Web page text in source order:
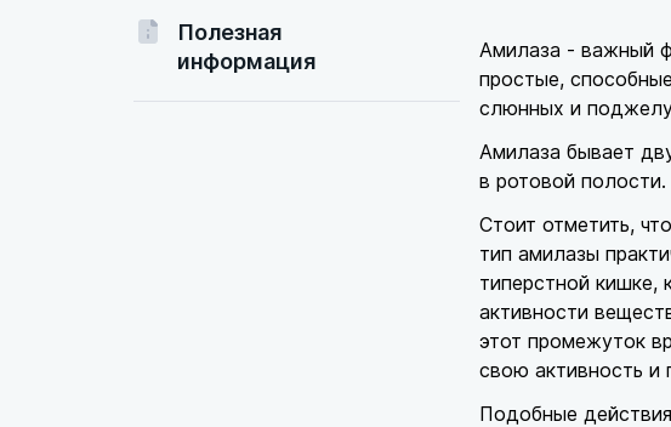
Полезная
информация
Амилаза - важный
простые,
слюнных и
Амилаза бывает
в ротовой
Стоит отметить,
тип амилазы
типерстной кишке,
активности
этот промежуток
свою активность и
Подобные